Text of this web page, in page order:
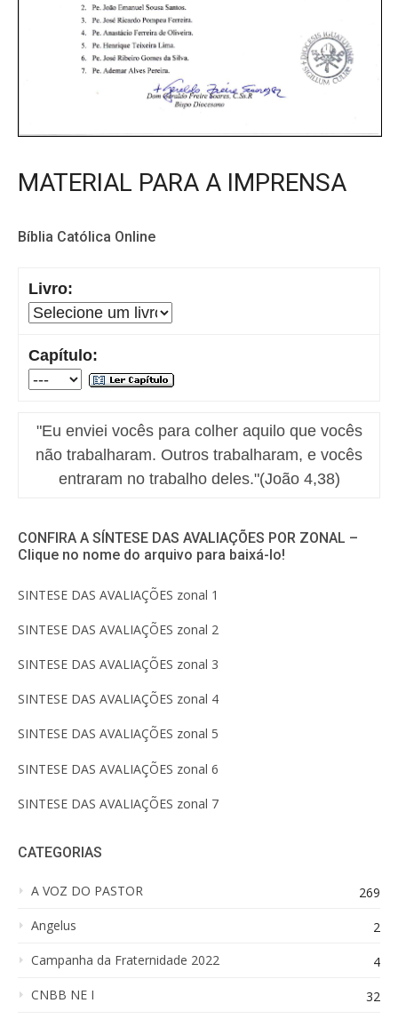
MATERIAL PARA A IMPRENSA
Bíblia Católica Online
Livro:
Capítulo:
"Eu enviei vocês para colher aquilo que vocês
não trabalharam. Outros trabalharam, e vocês
entraram no trabalho deles."(João 4,38)
CONFIRA A SÍNTESE DAS AVALIAÇÕES POR ZONAL –
Clique no nome do arquivo para baixá-lo!
SINTESE DAS AVALIAÇÕES zonal 1
SINTESE DAS AVALIAÇÕES zonal 2
SINTESE DAS AVALIAÇÕES zonal 3
SINTESE DAS AVALIAÇÕES zonal 4
SINTESE DAS AVALIAÇÕES zonal 5
SINTESE DAS AVALIAÇÕES zonal 6
SINTESE DAS AVALIAÇÕES zonal 7
CATEGORIAS
A VOZ DO PASTOR
269
Angelus
2
Campanha da Fraternidade 2022
4
CNBB NE I
32